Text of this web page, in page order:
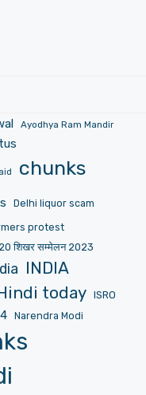
Ayodhya Ram Mandir
chunks
Delhi liquor scam
protest
शिखर सम्मेलन 2023
INDIA
today
ISRO
Narendra Modi